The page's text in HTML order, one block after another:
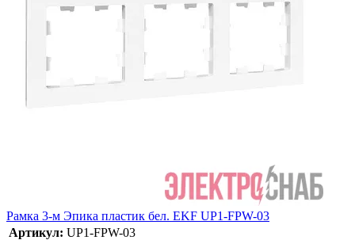
Рамка 3-м Эпика пластик бел. EKF UP1-FPW-03
Артикул: UP1-FPW-03